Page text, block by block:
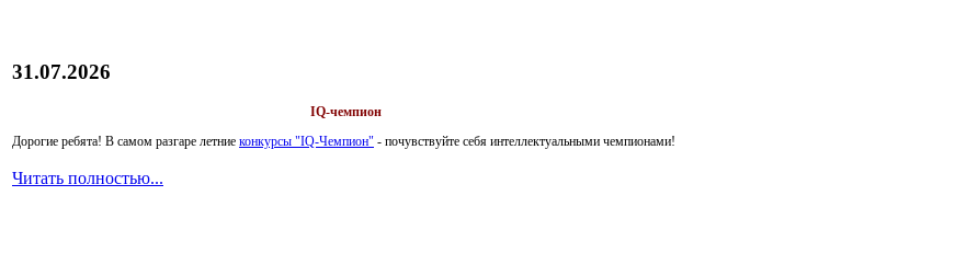
31.07.2026
IQ-чемпион
Дорогие ребята! В самом разгаре летние конкурсы "IQ-Чемпион" - почувствуйте себя интеллектуальными чемпионами!
Читать полностью...